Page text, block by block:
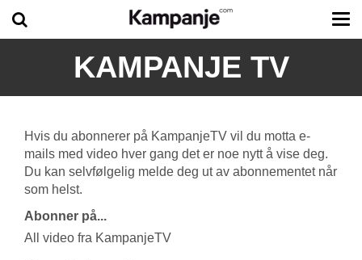
KAMPANJE TV
Hvis du abonnerer på KampanjeTV vil du motta e-
mails med video hver gang det er noe nytt å vise deg.
Du kan selvfølgelig melde deg ut av abonnementet når
som helst.
Abonner på...
All video fra KampanjeTV